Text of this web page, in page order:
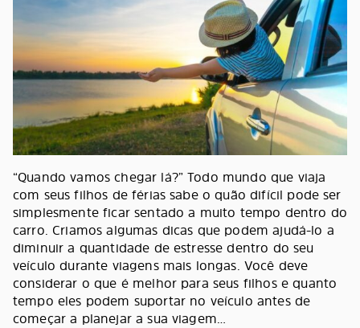
“Quando vamos chegar lá?” Todo mundo que viaja
com seus filhos de férias sabe o quão difícil pode ser
simplesmente ficar sentado a muito tempo dentro do
carro. Criamos algumas dicas que podem ajudá-lo a
diminuir a quantidade de estresse dentro do seu
veículo durante viagens mais longas. Você deve
considerar o que é melhor para seus filhos e quanto
tempo eles podem suportar no veículo antes de
começar a planejar a sua viagem…